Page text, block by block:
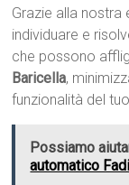
Grazie alla nostra
individuare e
che possono
Baricella,
funzionalità del
Possiamo
automatico